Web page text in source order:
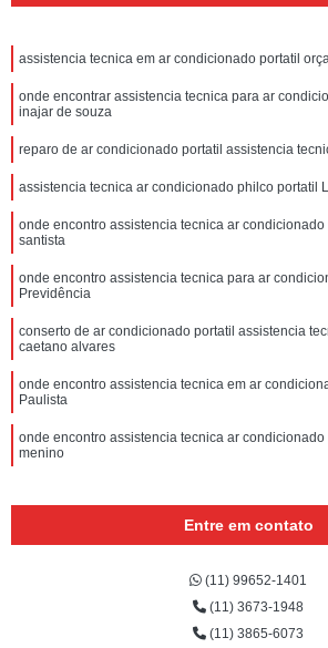
assistencia tecnica em ar condicionado portatil
onde encontrar assistencia tecnica para ar
inajar de souza
reparo de ar condicionado portatil assistencia
assistencia tecnica ar condicionado philco portatil
onde encontro assistencia tecnica ar
santista
onde encontro assistencia tecnica para ar
Previdência
conserto de ar condicionado portatil assistencia
caetano alvares
onde encontro assistencia tecnica em ar
Paulista
onde encontro assistencia tecnica ar
menino
Entre em contato
(11) 99652-1401
(11) 3673-1948
(11) 3865-6073